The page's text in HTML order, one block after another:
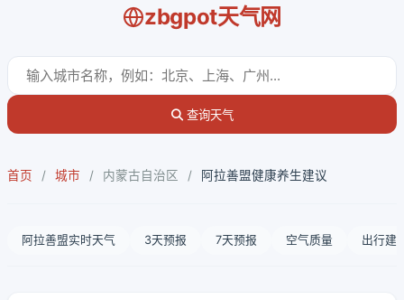
zbgpot天气网
查询天气
首页 / 城市 / 内蒙古自治区 / 阿拉善盟健康养生建议
阿拉善盟实时天气 3天预报 7天预报 空气质量 出行建